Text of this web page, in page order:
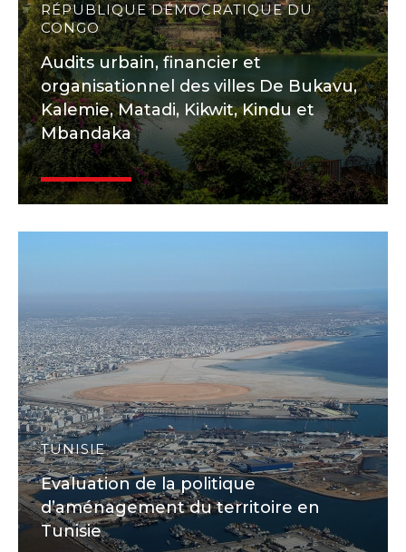
RÉPUBLIQUE DÉMOCRATIQUE DU
CONGO
Audits urbain, financier et
organisationnel des villes De Bukavu,
Kalemie, Matadi, Kikwit, Kindu et
Mbandaka
TUNISIE
Evaluation de la politique
d’aménagement du territoire en
Tunisie